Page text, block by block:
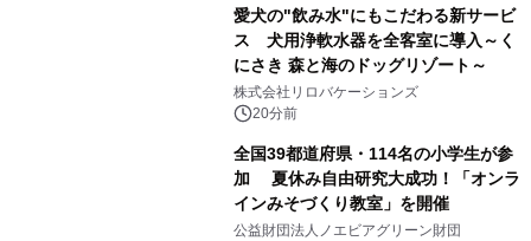
愛犬の"飲み水"にもこだわる新サービ
ス 犬用浄軟水器を全客室に導入～く
にさき 森と海のドッグリゾート～
株式会社リロバケーションズ
20分前
全国39都道府県・114名の小学生が参
加 夏休み自由研究大成功！「オンラ
インみそづくり教室」を開催
公益財団法人ノエビアグリーン財団